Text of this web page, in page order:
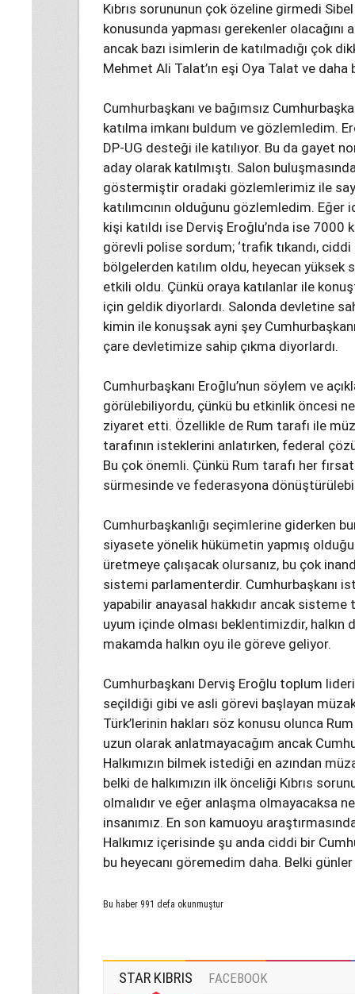
Kıbrıs sorununun çok özeline girmedi
konusunda yapması gerekenler
ancak bazı isimlerin de katılmadığı çok
Mehmet Ali Talat’ın eşi Oya Talat ve daha
Cumhurbaşkanı ve bağımsız
katılma imkanı buldum ve gözlemledim.
DP-UG desteği ile katılıyor. Bu da gayet
aday olarak katılmıştı. Salon
göstermiştir oradaki gözlemlerimiz ile
katılımcının olduğunu gözlemledim.
kişi katıldı ise Derviş Eroğlu’nda ise 7000
görevli polise sordum; ‘trafik tıkandı,
bölgelerden katılım oldu, heyecan yüksek
etkili oldu. Çünkü oraya katılanlar ile
için geldik diyorlardı. Salonda devletine
kimin ile konuşsak ayni şey
çare devletimize sahip çıkma diyorlardı.
Cumhurbaşkanı Eroğlu’nun söylem ve
görülebiliyordu, çünkü bu etkinlik öncesi
ziyaret etti. Özellikle de Rum tarafı ile
tarafının isteklerini anlatırken, federal
Bu çok önemli. Çünkü Rum tarafı her
sürmesinde ve federasyona
Cumhurbaşkanlığı seçimlerine giderken
siyasete yönelik hükümetin yapmış
üretmeye çalışacak olursanız, bu çok
sistemi parlamenterdir. Cumhurbaşkanı
yapabilir anayasal hakkıdır ancak
uyum içinde olması beklentimizdir, halkın
makamda halkın oyu ile göreve geliyor.
Cumhurbaşkanı Derviş Eroğlu toplum
seçildiği gibi ve asli görevi başlayan
Türk’lerinin hakları söz konusu olunca
uzun olarak anlatmayacağım ancak
Halkımızın bilmek istediği en azından
belki de halkımızın ilk önceliği Kıbrıs
olmalıdır ve eğer anlaşma olmayacaksa
insanımız. En son kamuoyu
Halkımız içerisinde şu anda ciddi bir
bu heyecanı göremedim daha. Belki
Bu haber 991 defa okunmuştur
STAR KIBRIS FACEBOOK